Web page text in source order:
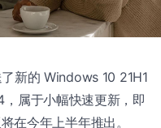
新的 Windows 10 21H1
属于小幅快速更新，即
在今年上半年推出。